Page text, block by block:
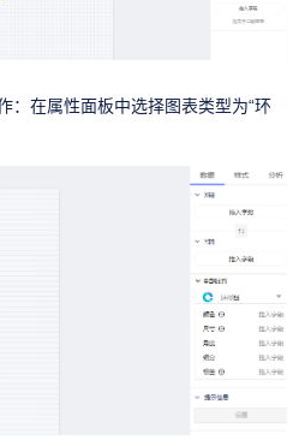
：在属性面板中选择图表类型为“环